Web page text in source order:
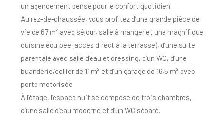
un agencement pensé pour le confort quotidien.
Au rez-de-chaussée, vous profitez d’une grande pièce de
vie de 67 m² avec séjour, salle à manger et une magnifique
cuisine équipée (accès direct à la terrasse), d’une suite
parentale avec salle d’eau et dressing, d’un WC, d’une
buanderie/cellier de 11 m² et d’un garage de 16,5 m² avec
porte motorisée.
À l’étage, l’espace nuit se compose de trois chambres,
d’une salle d’eau moderne et d’un WC séparé.